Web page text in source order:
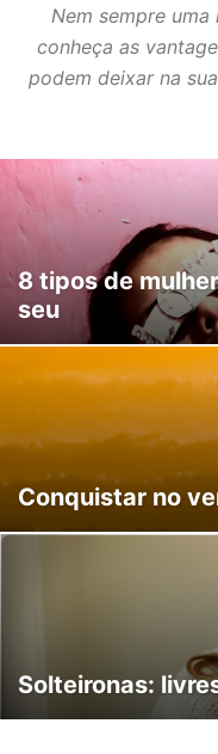
Nem sempre
conheça as
podem deixar na
8 tipos de
seu
Conquistar no
Solteironas: